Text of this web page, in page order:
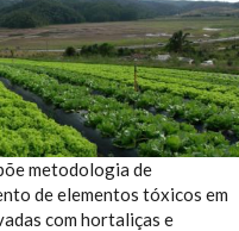
metodologia de
de elementos tóxicos em
com hortaliças e